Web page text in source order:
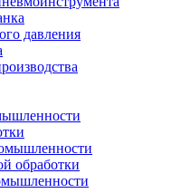
давления
обработки